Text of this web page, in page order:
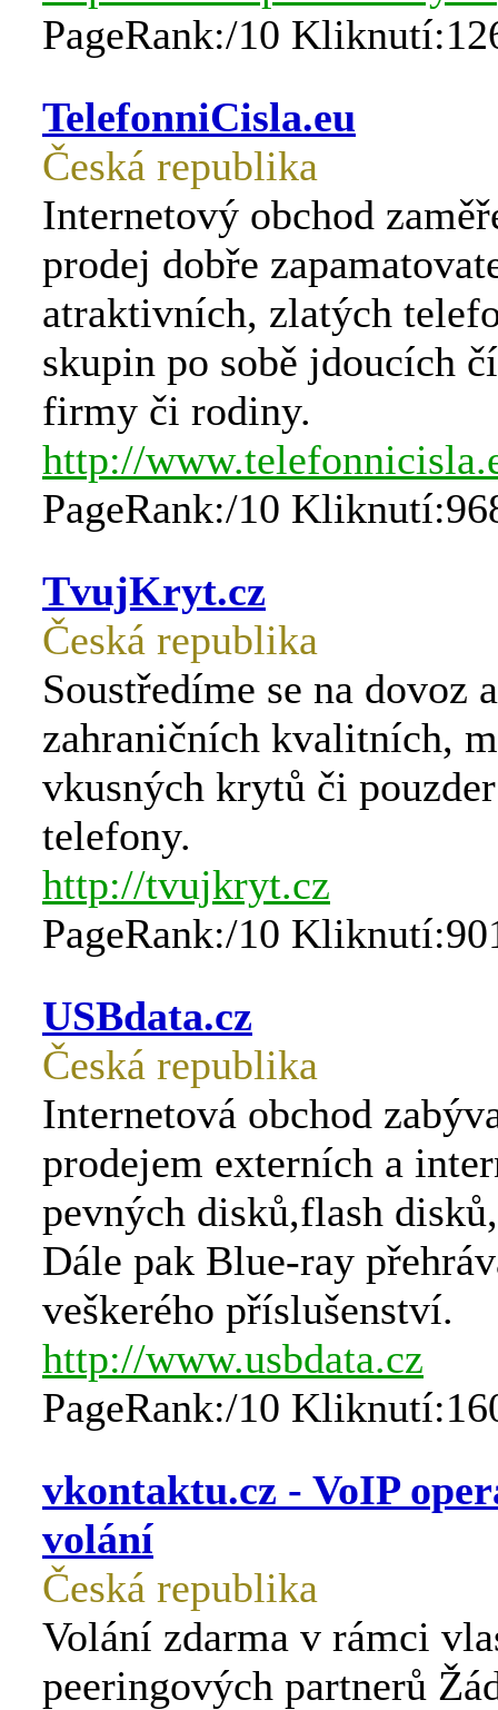
PageRank:/10
TelefonniCisla.eu
Česká republika
Internetový obchod
prodej dobře
atraktivních, zlatých
skupin po sobě jdoucích
firmy či rodiny.
http://
PageRank:/10
TvujKryt.cz
Česká republika
Soustředíme se na dovoz
zahraničních kvalitních,
vkusných krytů či
telefony.
http://tvujkryt.cz
PageRank:/10
USBdata.cz
Česká republika
Internetová obchod
prodejem externích a
pevných disků,flash
Dále pak Blue-ray
veškerého příslušenství.
http://www.usbdata.cz
PageRank:/10
vkontaktu.cz - VoIP
volání
Česká republika
Volání zdarma v rámci
peeringových partnerů